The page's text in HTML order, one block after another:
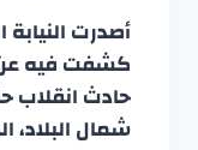
أصدرت النيابة
كشفت فيه عن
حادث انقلاب
شمال البلاد، الذي